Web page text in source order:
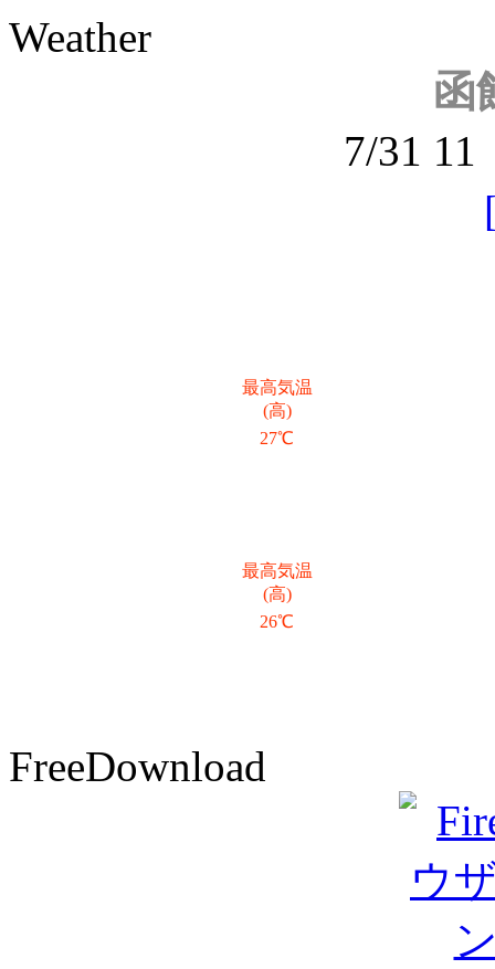
Weather
函
7/31
最高気温
(高)
27℃
最高気温
(高)
26℃
FreeDownload